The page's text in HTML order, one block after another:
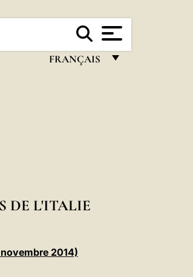
FRANÇAIS
DEUTSCH
العربيّة
DE L'ITALIE
2014)